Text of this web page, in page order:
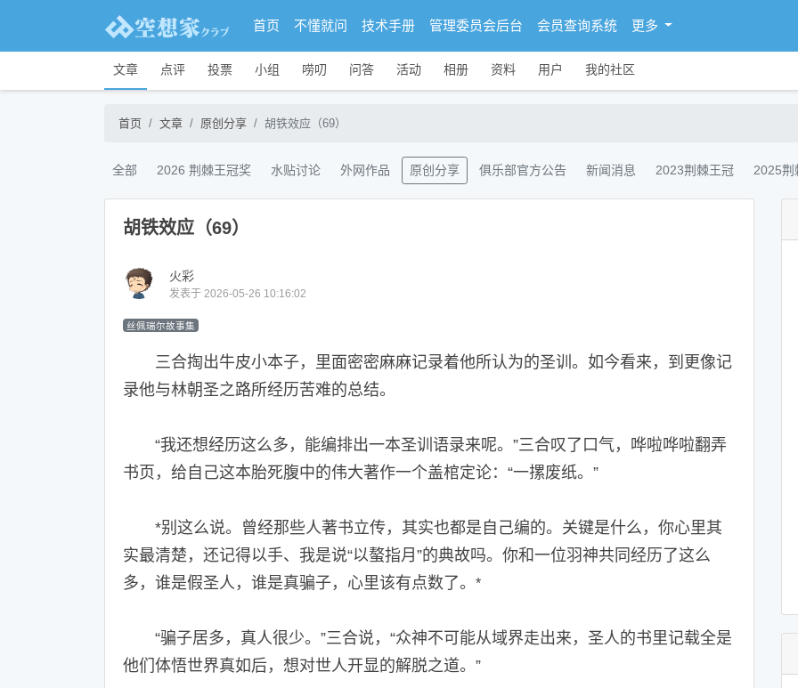
首页 不懂就问 技术手册 管理委员会后台 会员查询系统 更多
文章 点评 投票 小组 唠叨 问答 活动 相册 资料 用户 我的社区
首页 文章 原创分享 胡铁效应（69）
全部 2026 荆棘王冠奖 水贴讨论 外网作品 原创分享 俱乐部官方公告 新闻消息 2023荆棘王冠 2025荆
胡铁效应（69）
火彩
发表于 2026-05-26 10:16:02
丝佩瑞尔故事集
三合掏出牛皮小本子，里面密密麻麻记录着他所认为的圣训。如今看来，到更像记
录他与林朝圣之路所经历苦难的总结。
“我还想经历这么多，能编排出一本圣训语录来呢。”三合叹了口气，哗啦哗啦翻弄
书页，给自己这本胎死腹中的伟大著作一个盖棺定论：“一摞废纸。”
*别这么说。曾经那些人著书立传，其实也都是自己编的。关键是什么，你心里其
实最清楚，还记得以手、我是说“以螯指月”的典故吗。你和一位羽神共同经历了这么
多，谁是假圣人，谁是真骗子，心里该有点数了。 *
“骗子居多，真人很少。”三合说，“众神不可能从域界走出来，圣人的书里记载全是
他们体悟世界真如后，想对世人开显的解脱之道。”